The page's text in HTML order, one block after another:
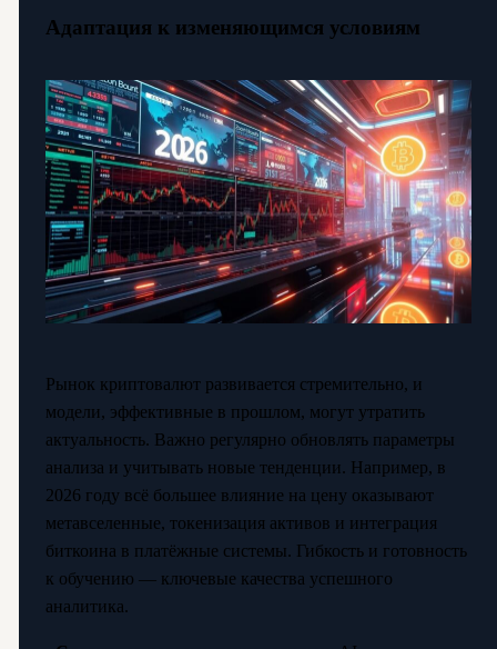
Адаптация к изменяющимся условиям
Рынок криптовалют развивается стремительно, и
модели, эффективные в прошлом, могут утратить
актуальность. Важно регулярно обновлять параметры
анализа и учитывать новые тенденции. Например, в
2026 году всё большее влияние на цену оказывают
метавселенные, токенизация активов и интеграция
биткоина в платёжные системы. Гибкость и готовность
к обучению — ключевые качества успешного
аналитика.